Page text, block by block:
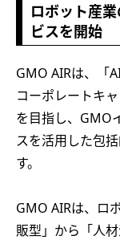
ロボット産
ビスを開始
GMO AIRは、「
コーポレートキ
を目指し、GMO
スを活用した包
す。
GMO AIRは、ロ
販型」から「人